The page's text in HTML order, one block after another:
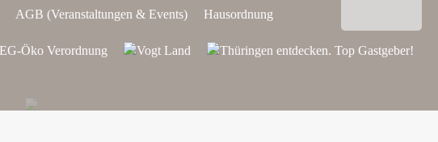
AGB (Veranstaltungen & Events)
Hausordnung